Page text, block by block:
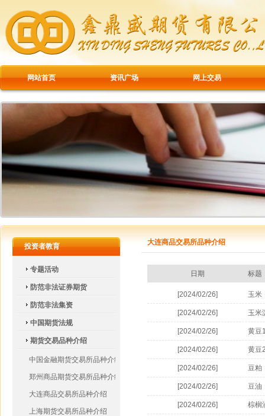
网站首页 资讯广场 网上交易
投资者教育
专题活动
防范非法证券期货
防范非法集资
中国期货法规
期货交易品种介绍
中国金融期货交易所品种介绍
郑州商品期货交易所品种介绍
大连商品交易所品种介绍
上海期货交易所品种介绍
大连商品交易所品种介绍
日期 标题
[2024/02/26] 玉米
[2024/02/26] 玉米
[2024/02/26] 黄豆
[2024/02/26] 黄豆
[2024/02/26] 豆粕
[2024/02/26] 豆油
[2024/02/26] 棕榈